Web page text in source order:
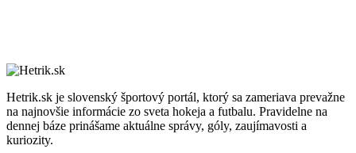
Hetrik.sk je slovenský športový portál, ktorý sa zameriava prevažne
na najnovšie informácie zo sveta hokeja a futbalu. Pravidelne na
dennej báze prinášame aktuálne správy, góly, zaujímavosti a
kuriozity.